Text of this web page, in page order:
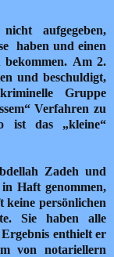
aufgegeben,
haben und einen
Am 2.
und beschuldigt,
Gruppe
Verfahren zu
ist das „kleine“
Zadeh und
Haft genommen,
persönlichen
Sie haben alle
enthielt er
von notariellern